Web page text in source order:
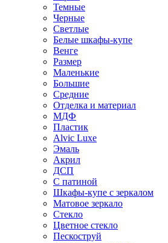
Темные
Черные
Светлые
Белые шкафы-купе
Венге
Размер
Маленькие
Большие
Средние
Отделка и материал
МДФ
Пластик
Alvic Luxe
Эмаль
Акрил
ДСП
С патиной
Шкафы-купе с зеркалом
Матовое зеркало
Стекло
Цветное стекло
Пескоструй